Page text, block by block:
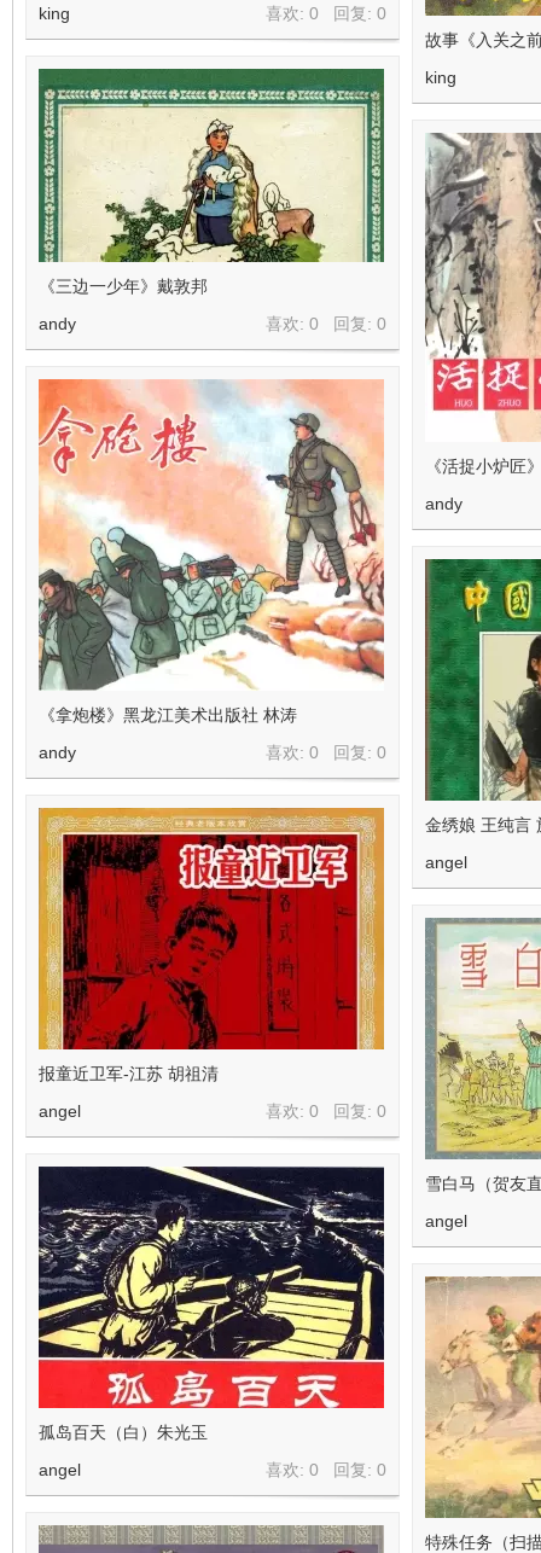
喜欢: 0 回复: 0
king
故事《入关之
king
《三边一少年》戴敦邦
喜欢: 0 回复: 0
andy
《活捉小炉匠
andy
《拿炮楼》黑龙江美术出版社 林涛
喜欢: 0 回复: 0
andy
金绣娘 王纯言
angel
报童近卫军-江苏 胡祖清
喜欢: 0 回复: 0
angel
雪白马（贺友
angel
孤岛百天（白）朱光玉
喜欢: 0 回复: 0
angel
特殊任务（扫